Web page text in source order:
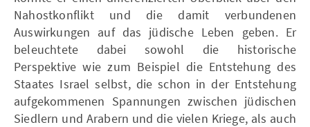
Nahostkonflikt und die damit verbundenen
Auswirkungen auf das jüdische Leben geben. Er
beleuchtete dabei sowohl die historische
Perspektive wie zum Beispiel die Entstehung des
Staates Israel selbst, die schon in der Entstehung
aufgekommenen Spannungen zwischen jüdischen
Siedlern und Arabern und die vielen Kriege, als auch